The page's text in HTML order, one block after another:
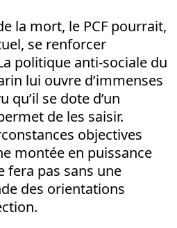
la mort, le PCF pourrait,
se renforcer
politique anti-sociale du
lui ouvre d’immenses
se dote d’un
de les saisir.
objectives
montée en puissance
fera pas sans une
des orientations